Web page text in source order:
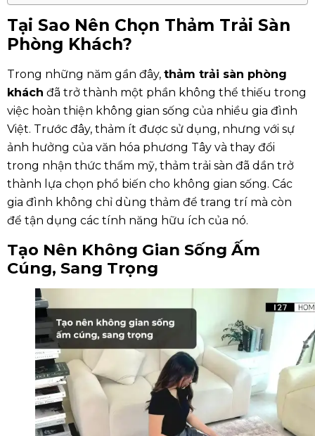
Tại Sao Nên Chọn Thảm Trải Sàn
Phòng Khách?
Trong những năm gần đây, thảm trải sàn phòng
khách đã trở thành một phần không thể thiếu trong
việc hoàn thiện không gian sống của nhiều gia đình
Việt. Trước đây, thảm ít được sử dụng, nhưng với sự
ảnh hưởng của văn hóa phương Tây và thay đổi
trong nhận thức thẩm mỹ, thảm trải sàn đã dần trở
thành lựa chọn phổ biến cho không gian sống. Các
gia đình không chỉ dùng thảm để trang trí mà còn
để tận dụng các tính năng hữu ích của nó.
Tạo Nên Không Gian Sống Ấm
Cúng, Sang Trọng